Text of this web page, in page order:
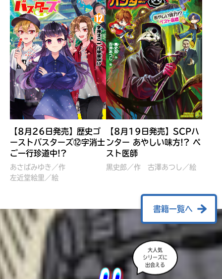
ぼくたちのマインクラフト
冒険記 エンチャント剣
VS暴走モブ
営委員会／協力
レッツゴー！まいぜんシス
ターズ とつぜん、王様に
佐久間さのすけ／絵
【8月26日発売】歴史ゴ
ーストバスターズ⑫字消士
ご一行珍道中!?
あさばみゆき／作
左近堂絵里／絵
【8月19日発売】SCPハ
ンター あやしい味方!? ペ
スト医師
黒史郎／作 古澤あつし／絵
書籍一覧へ
大人気
シリーズに
出会える